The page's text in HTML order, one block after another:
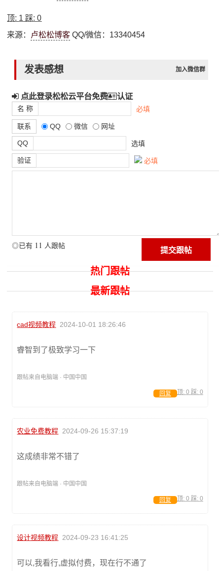
顶: 1 踩:0
来源： 卢松松博客 QQ/微信：13340454
发表感想 加入微信群
点此登录松松云平台免费 认证
名 称 必填
联系 QQ 微信 网址
QQ 选填
验证 必填
◎已有 11 人跟帖
热门跟帖
最新跟帖
cad视频教程 2024-10-01 18:26:46
睿智到了极致学习一下
跟帖来自电脑端 · 中国中国
顶: 0 踩: 0
回复
农业免费教程 2024-09-26 15:37:19
这成绩非常不错了
跟帖来自电脑端 · 中国中国
顶: 0 踩: 0
回复
设计视频教程 2024-09-23 16:41:25
可以,我看行,虚拟付费，现在行不通了